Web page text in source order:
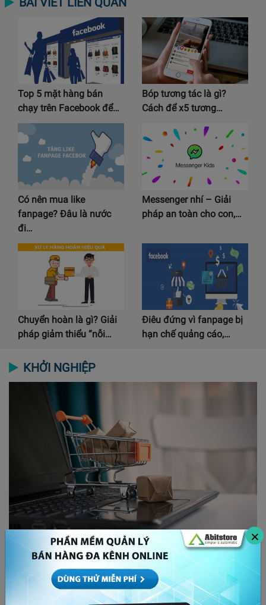
×
Top 5 mặt hàng bán
chạy trên Facebook để…
Bóp tương tác là gì?
Cách để x5 tương…
Có nên mua like
fanpage? Đâu là nước
đi…
Messenger nhí – Giải
pháp an toàn cho con,…
Chuyển hoàn là gì? Giải
pháp giảm thiểu “nỗi…
Điêu đứng vì fanpage bị
hạn chế quảng cáo,…
KHỞI NGHIỆP
Học kinh doanh online tại nhà – 8 ý tưởng kinh
doanh online hiệu quả
03/07/2020 4076